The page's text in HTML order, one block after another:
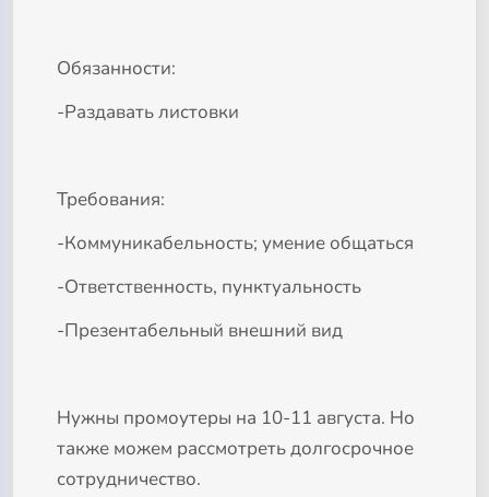
Обязанности:
-Раздавать листовки
Требования:
-Коммуникабельность; умение общаться
-Ответственность, пунктуальность
-Презентабельный внешний вид
Нужны промоутеры на 10-11 августа. Но
также можем рассмотреть долгосрочное
сотрудничество.